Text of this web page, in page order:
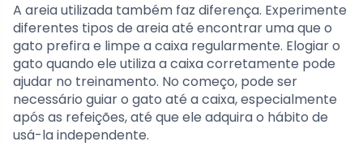
A areia utilizada também faz diferença. Experimente
diferentes tipos de areia até encontrar uma que o
gato prefira e limpe a caixa regularmente. Elogiar o
gato quando ele utiliza a caixa corretamente pode
ajudar no treinamento. No começo, pode ser
necessário guiar o gato até a caixa, especialmente
após as refeições, até que ele adquira o hábito de
usá-la independente.